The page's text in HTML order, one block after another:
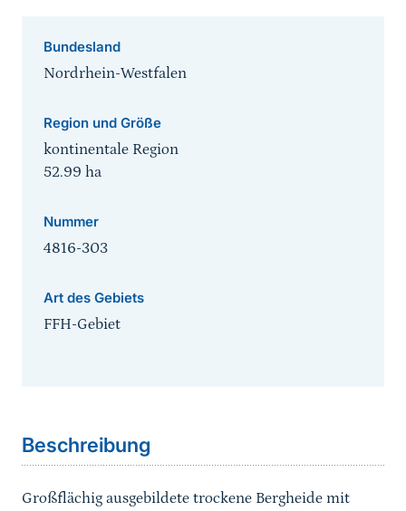
Bundesland
Nordrhein-Westfalen
Region und Größe
kontinentale Region
52.99 ha
Nummer
4816-303
Art des Gebiets
FFH-Gebiet
Beschreibung
Großflächig ausgebildete trockene Bergheide mit